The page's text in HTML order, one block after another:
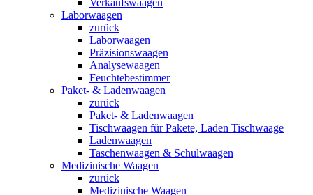
Verkaufswaagen
Laborwaagen
zurück
Laborwaagen
Präzisionswaagen
Analysewaagen
Feuchtebestimmer
Paket- & Ladenwaagen
zurück
Paket- & Ladenwaagen
Tischwaagen für Pakete, Laden Tischwaage
Ladenwaagen
Taschenwaagen & Schulwaagen
Medizinische Waagen
zurück
Medizinische Waagen